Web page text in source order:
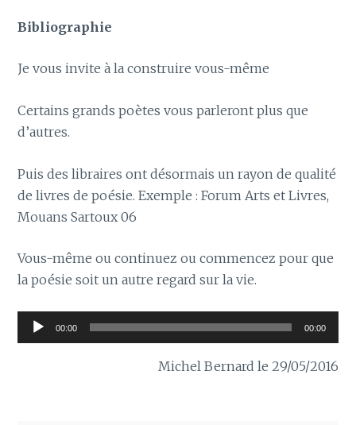
Bibliographie
Je vous invite à la construire vous-même
Certains grands poètes vous parleront plus que
d’autres.
Puis des libraires ont désormais un rayon de qualité
de livres de poésie. Exemple : Forum Arts et Livres,
Mouans Sartoux 06
Vous-même ou continuez ou commencez pour que
la poésie soit un autre regard sur la vie.
Lecteur
audio
00:00 00:00
Michel Bernard le 29/05/2016